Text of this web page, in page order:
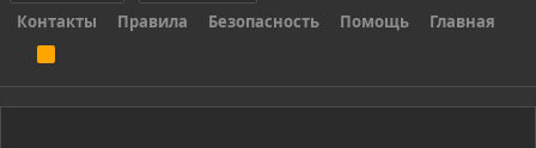
Контакты
Правила Безопасность Помощь Главная
S